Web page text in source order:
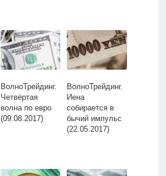
ВолноТрейдинг.
Четвёртая
волна по евро
(09.08.2017)
ВолноТрейдинг.
Иена
собирается в
бычий импульс
(22.05.2017)